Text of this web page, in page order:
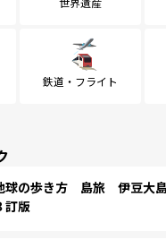
鉄道・フライト
球の歩き方 島旅 伊豆大
版